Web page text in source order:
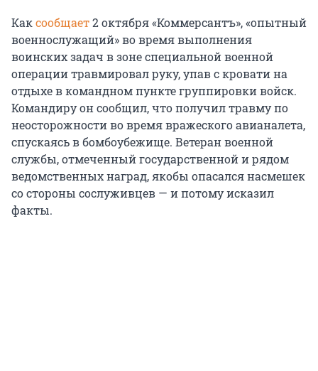
Каксообщает2 октября «Коммерсантъ», «опытный
военнослужащий» во время выполнения
воинских задач в зоне специальной военной
операции травмировал руку, упав с кровати на
отдыхе в командном пункте группировки войск.
Командиру он сообщил, что получил травму по
неосторожности во время вражеского авианалета,
спускаясь в бомбоубежище. Ветеран военной
службы, отмеченный государственной и рядом
ведомственных наград, якобы опасался насмешек
со стороны сослуживцев — и потому исказил
факты.